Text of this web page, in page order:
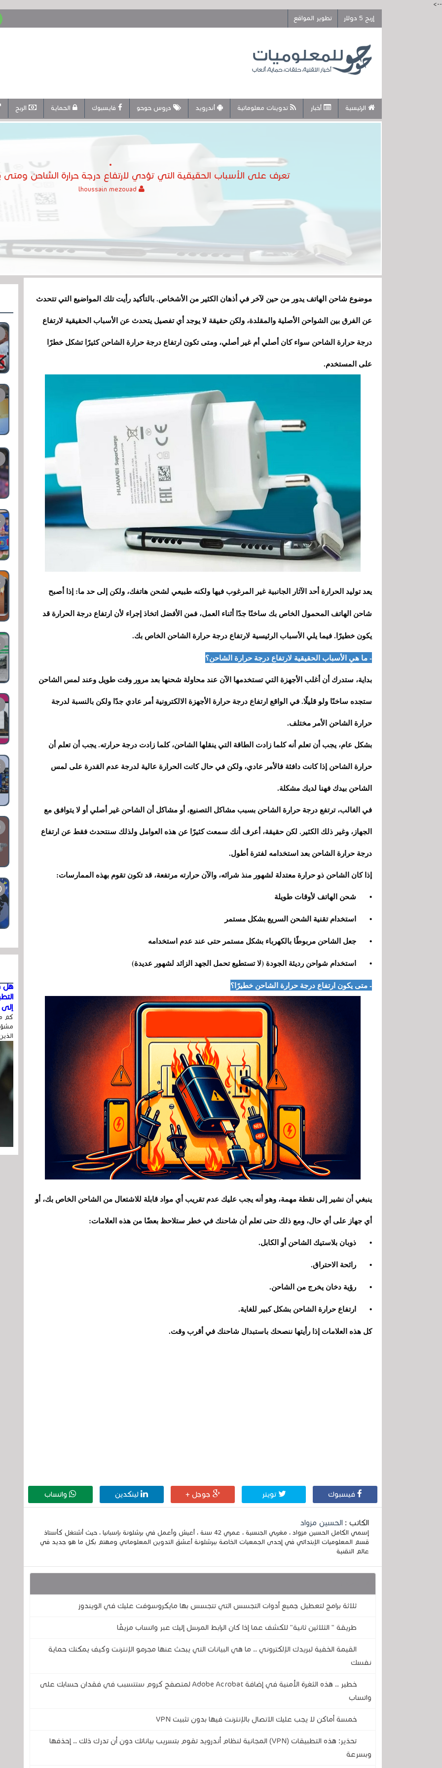
-->
إربح 5 دولار
تطوير المواقع
الرئيسية أخبار تدوينات معلوماتية أندرويد دروس حوحو فايسبوك الحماية الربح
تعرف على الأسباب الحقيقية التي تؤدي لارتفاع درجة حرارة الشاحن ومتى
موضوع شاحن الهاتف يدور من حين لآخر في أذهان الكثير من الأشخاص. بالتأكيد رأيت تلك المواضيع التي تتحدث
عن الفرق بين الشواحن الأصلية والمقلدة، ولكن حقيقة لا يوجد أي تفصيل يتحدث عن الأسباب الحقيقية لارتفاع
درجة حرارة الشاحن سواء كان أصلي أم غير أصلي، ومتى تكون ارتفاع درجة حرارة الشاحن كثيرًا تشكل خطرًا
على المستخدم.
يعد توليد الحرارة أحد الآثار الجانبية غير المرغوب فيها ولكنه طبيعي لشحن هاتفك، ولكن إلى حد ما: إذا أصبح
شاحن الهاتف المحمول الخاص بك ساخنًا جدًا أثناء العمل، فمن الأفضل اتخاذ إجراء لأن ارتفاع درجة الحرارة قد
يكون خطيرًا. فيما يلي الأسباب الرئيسية لارتفاع درجة حرارة الشاحن الخاص بك.
- ما هي الأسباب الحقيقية لارتفاع درجة حرارة الشاحن؟
بداية، ستدرك أن أغلب الأجهزة التي تستخدمها الآن عند محاولة شحنها بعد مرور وقت طويل وعند لمس الشاحن
ستجده ساخنًا ولو قليلًا. في الواقع ارتفاع درجة حرارة الأجهزة الالكترونية أمر عادي جدًا ولكن بالنسبة لدرجة
حرارة الشاحن الأمر مختلف.
بشكل عام، يجب أن تعلم أنه كلما زادت الطاقة التي ينقلها الشاحن، كلما زادت درجة حرارته. يجب أن تعلم أن
حرارة الشاحن إذا كانت دافئة فالأمر عادي، ولكن في حال كانت الحرارة عالية لدرجة عدم القدرة على لمس
الشاحن بيدك فهنا لديك مشكلة.
في الغالب، ترتفع درجة حرارة الشاحن بسبب مشاكل التصنيع، أو مشاكل أن الشاحن غير أصلي أو لا يتوافق مع
الجهاز، وغير ذلك الكثير. لكن حقيقة، أعرف أنك سمعت كثيرًا عن هذه العوامل ولذلك سنتحدث فقط عن ارتفاع
درجة حرارة الشاحن بعد استخدامه لفترة أطول.
إذا كان الشاحن ذو حرارة معتدلة لشهور منذ شرائه، والآن حرارته مرتفعة، قد تكون تقوم بهذه الممارسات:
•
شحن الهاتف لأوقات طويلة
• استخدام تقنية الشحن السريع بشكل مستمر
• جعل الشاحن مربوطًا بالكهرباء بشكل مستمر حتى عند عدم استخدامه
• استخدام شواحن رديئة الجودة (لا تستطيع تحمل الجهد الزائد لشهور عديدة)
- متى يكون ارتفاع درجة حرارة الشاحن خطيرًا؟
ينبغي أن نشير إلى نقطة مهمة، وهو أنه يجب عليك عدم تقريب أي مواد قابلة للاشتعال من الشاحن الخاص بك، أو
أي جهاز على أي حال، ومع ذلك حتى تعلم أن شاحنك في خطر ستلاحظ بعضًا من هذه العلامات:
•
ذوبان بلاستيك الشاحن أو الكابل.
• رائحة الاحتراق.
• رؤية دخان يخرج من الشاحن.
• ارتفاع حرارة الشاحن بشكل كبير للغاية.
كل هذه العلامات إذا رأيتها ننصحك باستبدال شاحنك في أقرب وقت.
فيسبوك تويتر جوجل + لينكدين واتساب
الكاتب : الحسين مزواد
إسمي الكامل الحسين مزواد ، مغربي الجنسية ، عمري 42 سنة ، أعيش وأعمل في برشلونة بإسبانيا ، حيث أشتغل كأستاذ
قسم المعلوميات الإبتدائي في إحدى الجمعيات الخاصة ببرشلونة أعشق التدوين المعلوماتي ومهتم بكل ما هو جديد في
عالم التقنية
ثلاثة برامج لتعطيل جميع أدوات التجسس التي تتجسس بها مايكروسوفت عليك في الويندوز
طريقة " الثلاثين ثانية" للكشف عما إذا كان الرابط المرسل إليك عبر واتساب مزيفًا
القيمة الخفية لبريدك الإلكتروني .. ما هي البيانات التي يبحث عنها مجرمو الإنترنت وكيف يمكنك حماية
نفسك
خطير .. هذه الثغرة الأمنية في إضافة Adobe Acrobat لمتصفح كروم ستتسبب في فقدان حسابك على
واتساب
خمسة أماكن لا يجب عليك الاتصال بالإنترنت فيها بدون تثبيت VPN
تحذير: هذه التطبيقات (VPN) المجانية لنظام أندرويد تقوم بتسريب بياناتك دون أن تدرك ذلك .. إحذفها
وبسرعة
هل
إلى
كم